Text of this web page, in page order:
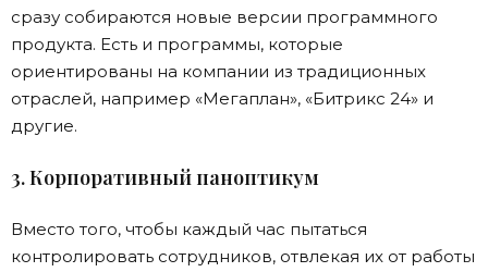
сразу собираются новые версии программного
продукта. Есть и программы, которые
ориентированы на компании из традиционных
отраслей, например «Мегаплан», «Битрикс 24» и
другие.
3. Корпоративный паноптикум
Вместо того, чтобы каждый час пытаться
контролировать сотрудников, отвлекая их от работы